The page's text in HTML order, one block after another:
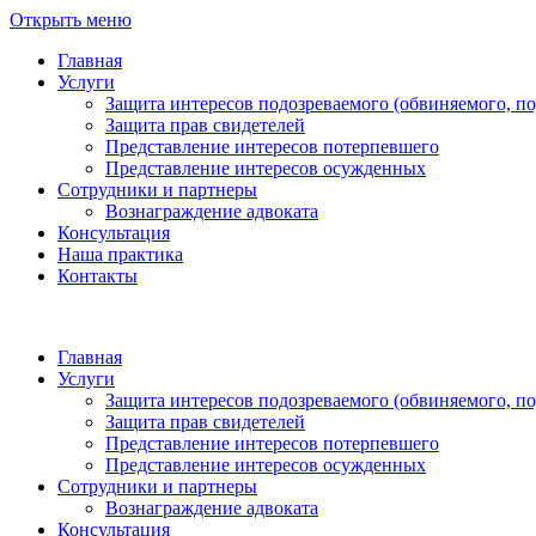
Открыть меню
Главная
Услуги
Защита интересов подозреваемого (обвиняемого,
Защита прав свидетелей
Представление интересов потерпевшего
Представление интересов осужденных
Сотрудники и партнеры
Вознаграждение адвоката
Консультация
Наша практика
Контакты
Главная
Услуги
Защита интересов подозреваемого (обвиняемого,
Защита прав свидетелей
Представление интересов потерпевшего
Представление интересов осужденных
Сотрудники и партнеры
Вознаграждение адвоката
Консультация